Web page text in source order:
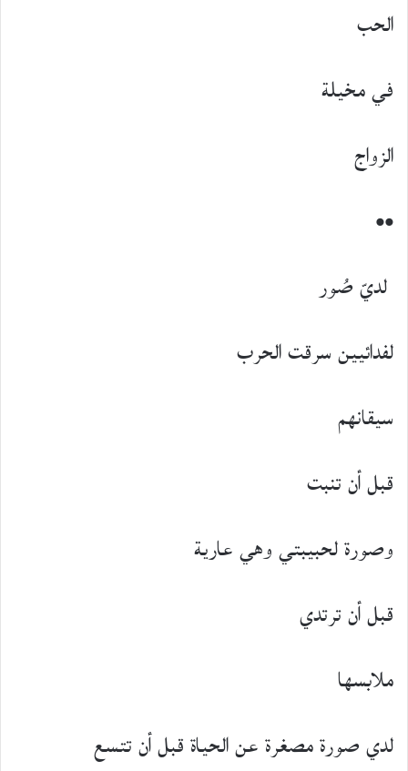
الحب
في مخيلة
الزواج
••
لديّ صُور
لفدائيين سرقت الحرب
سيقانهم
قبل أن تنبت
وصورة لحبيبتي وهي عارية
قبل أن ترتدي
ملابسها
لدي صورة مصغرة عن الحياة قبل أن تتسع